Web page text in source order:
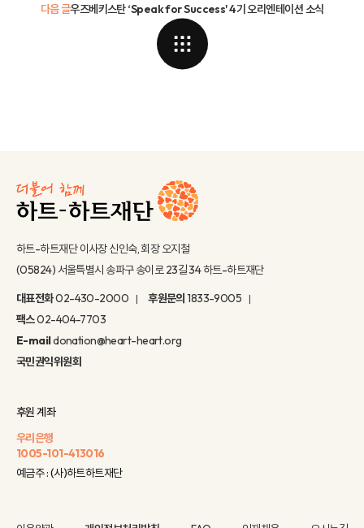
우즈베키스탄 ‘Speak for Success' 4기 오리엔테이션 소식
다음 글
하트-하트재단 이사장 신인숙, 회장 오지철
(05824) 서울특별시 송파구 송이로 23길 34 하트-하트재단
대표전화02-430-2000 후원문의1833-9005
팩스02-404-7703
E-maildonation@heart-heart.org
국민권익위원회
후원 계좌
우리은행
1005-101-413016
예금주 : (사)하트하트재단